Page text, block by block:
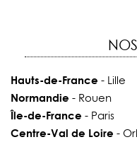
Hauts-de-France - Lille
Normandie - Rouen
Île-de-France - Paris
Centre-Val de Loire -